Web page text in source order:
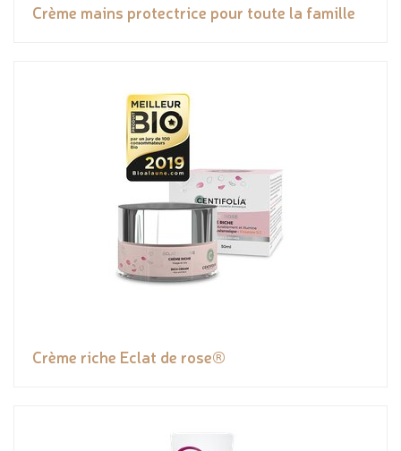
Crème mains protectrice pour toute la famille
Crème riche Eclat de rose®